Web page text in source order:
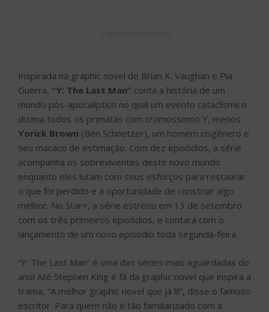
Inspirada na graphic novel de Brian K. Vaughan e Pia
Guerra, “Y: The Last Man” conta a história de um
mundo pós-apocalíptico no qual um evento cataclísmico
dizima todos os primatas com cromossomo Y, menos
Yorick Brown (Ben Schnetzer), um homem cisgênero e
seu macaco de estimação. Com dez episódios, a série
acompanha os sobreviventes deste novo mundo
enquanto eles lutam com seus esforços para restaurar
o que foi perdido e a oportunidade de construir algo
melhor. No Star+, a série estreou em 13 de setembro
com os três primeiros episódios, e contará com o
lançamento de um novo episódio toda segunda-feira.
“Y: The Last Man” é uma das séries mais aguardadas do
ano! Até Stephen King é fã da graphic novel que inspira a
trama, “A melhor graphic novel que já li!”, disse o famoso
escritor. Para quem não é tão familiarizado com a